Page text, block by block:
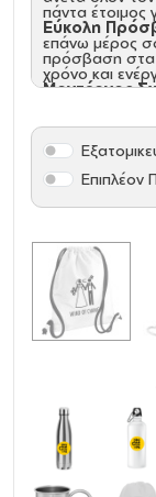
πάντα έτοιμος
Εύκολη
επάνω μέρος
πρόσβαση στα
χρόνο και
Μοντέρνος
εμφάνιση.
Μην αφήνεις
Απόκτησε
σου!
Υλικό: 300D
Κορδόνια:
Διάσταση: 40
Πλαϊνό
Χωρητικότητα:
Επιπλέον